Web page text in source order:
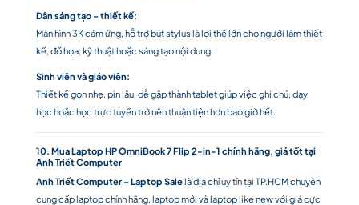
Dân sáng tạo – thiết kế:
Màn hình 3K cảm ứng, hỗ trợ bút stylus là lợi thế lớn cho người làm thiết
kế, đồ họa, kỹ thuật hoặc sáng tạo nội dung.
Sinh viên và giáo viên:
Thiết kế gọn nhẹ, pin lâu, dễ gập thành tablet giúp việc ghi chú, dạy
học hoặc học trực tuyến trở nên thuận tiện hơn bao giờ hết.
10. Mua Laptop HP OmniBook 7 Flip 2-in-1 chính hãng, giá tốt tại
Anh Triết Computer
Anh Triết Computer – Laptop Salelà địa chỉ uy tín tại TP.HCM chuyên
cung cấp laptop chính hãng, laptop mới và laptop like new với giá cực